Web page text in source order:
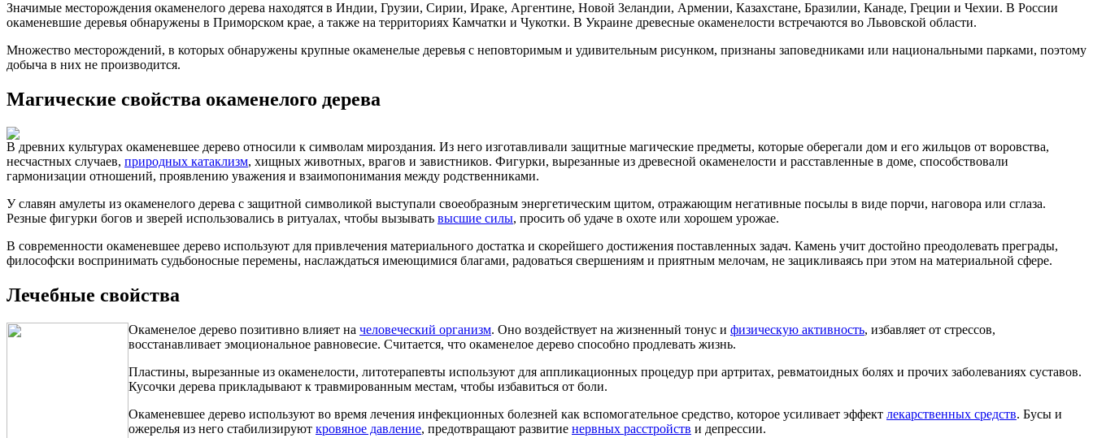
Значимые месторождения окаменелого дерева находятся в Индии, Грузии, Сирии, Ираке, Аргентине, Новой Зеландии, Армении, Казахстане, Бразилии, Канаде, Греции и Чехии. В России
окаменевшие деревья обнаружены в Приморском крае, а также на территориях Камчатки и Чукотки. В Украине древесные окаменелости встречаются во Львовской области.
Множество месторождений, в которых обнаружены крупные окаменелые деревья с неповторимым и удивительным рисунком, признаны заповедниками или национальными парками, поэтому
добыча в них не производится.
Магические свойства окаменелого дерева
В древних культурах окаменевшее дерево относили к символам мироздания. Из него изготавливали защитные магические предметы, которые оберегали дом и его жильцов от воровства,
несчастных случаев, природных катаклизм, хищных животных, врагов и завистников. Фигурки, вырезанные из древесной окаменелости и расставленные в доме, способствовали
гармонизации отношений, проявлению уважения и взаимопонимания между родственниками.
У славян амулеты из окаменелого дерева с защитной символикой выступали своеобразным энергетическим щитом, отражающим негативные посылы в виде порчи, наговора или сглаза.
Резные фигурки богов и зверей использовались в ритуалах, чтобы вызывать высшие силы, просить об удаче в охоте или хорошем урожае.
В современности окаменевшее дерево используют для привлечения материального достатка и скорейшего достижения поставленных задач. Камень учит достойно преодолевать преграды,
философски воспринимать судьбоносные перемены, наслаждаться имеющимися благами, радоваться свершениям и приятным мелочам, не зацикливаясь при этом на материальной сфере.
Лечебные свойства
Окаменелое дерево позитивно влияет на человеческий организм. Оно воздействует на жизненный тонус и физическую активность, избавляет от стрессов,
восстанавливает эмоциональное равновесие. Считается, что окаменелое дерево способно продлевать жизнь.
Пластины, вырезанные из окаменелости, литотерапевты используют для аппликационных процедур при артритах, ревматоидных болях и прочих заболеваниях суставов.
Кусочки дерева прикладывают к травмированным местам, чтобы избавиться от боли.
Окаменевшее дерево используют во время лечения инфекционных болезней как вспомогательное средство, которое усиливает эффект лекарственных средств. Бусы и
ожерелья из него стабилизируют кровяное давление, предотвращают развитие нервных расстройств и депрессии.